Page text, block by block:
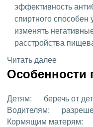
эффективность
спиртного способен
изменять
расстройства
Читать далее
Особенности
Детям:
беречь от
Водителям:
Кормящим матерям: